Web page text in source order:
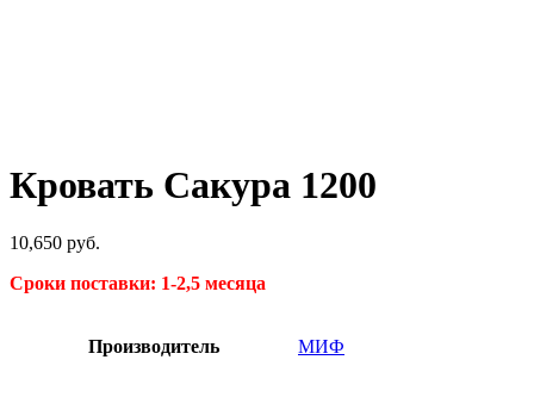
Кровать Сакура 1200
10,650 руб.
Сроки поставки: 1-2,5 месяца
Производитель МИФ